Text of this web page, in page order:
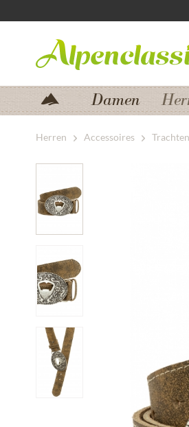
Zum
Damen
Herren Accessoires